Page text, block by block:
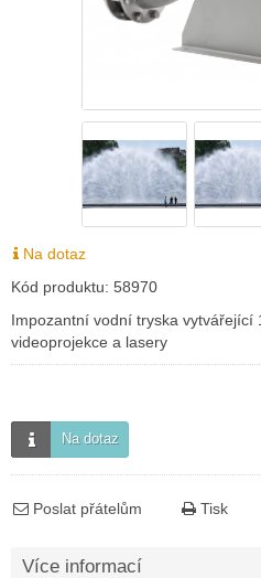
Na dotaz
Kód produktu: 58970
Impozantní vodní tryska vytvářející
videoprojekce a lasery
Na dotaz
Poslat přátelům Tisk
Více informací